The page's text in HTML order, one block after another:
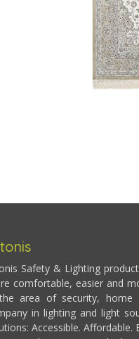
Safety & Lighting
comfortable, easier and
area of security, home
in lighting and light
Accessible. Affordable.